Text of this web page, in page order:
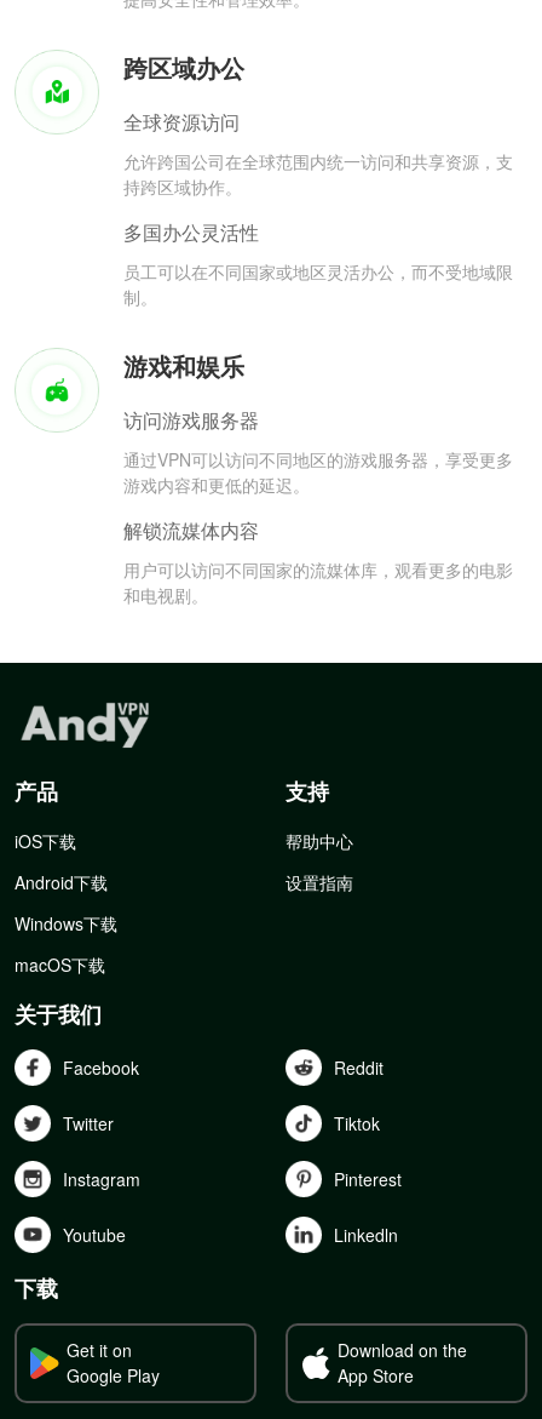
跨区域办公
全球资源访问
允许跨国公司在全球范围内统一访问和共享资源，支
持跨区域协作。
多国办公灵活性
员工可以在不同国家或地区灵活办公，而不受地域限
制。
游戏和娱乐
访问游戏服务器
通过VPN可以访问不同地区的游戏服务器，享受更多
游戏内容和更低的延迟。
解锁流媒体内容
用户可以访问不同国家的流媒体库，观看更多的电影
和电视剧。
产品
iOS下载
Android下载
Windows下载
macOS下载
支持
帮助中心
设置指南
关于我们
Facebook Reddit
Twitter Tiktok
Instagram Pinterest
Youtube Linkedln
下载
Get it on
Google Play
Download on the
App Store